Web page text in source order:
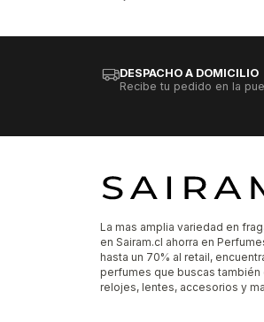
DESPACHO A DOMICILIO
Recibe tu pedido en la
La mas amplia variedad en
en Sairam.cl ahorra en
hasta un 70% al retail,
perfumes que buscas también
relojes, lentes, accesorios y